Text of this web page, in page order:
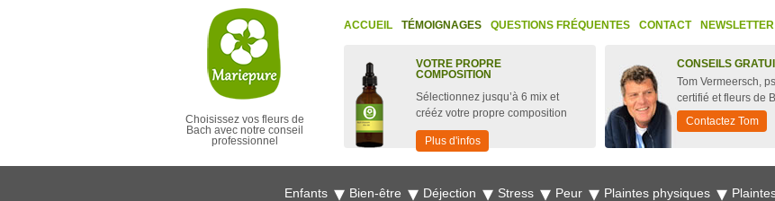
Choisissez vos fleurs de
Bach avec notre conseil
professionnel
ACCUEIL TÉMOIGNAGES QUESTIONS FRÉQUENTES CONTACT NEWSLETTER
VOTRE PROPRE
COMPOSITION
Sélectionnez jusqu’à 6 mix et
crééz votre propre composition
Plus d'infos
CONSEILS
Tom Vermeersch,
certifié et fleurs de
Contactez Tom
Enfants Bien-être Déjection Stress Peur Plaintes physiques